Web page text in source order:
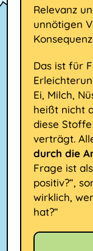
Relevanz
unnötigen
Das ist für
Ei, Milch,
heißt nicht
diese
verträgt.
durch die
Frage ist
positiv?“,
wirklich,
hat?“